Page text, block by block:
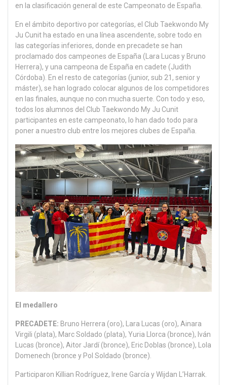
en la clasificación general de este Campeonato de España.
En el ámbito deportivo por categorías, el Club Taekwondo My
Ju Cunit ha estado en una línea ascendente, sobre todo en
las categorías inferiores, donde en precadete se han
proclamado dos campeones de España (Lara Lucas y Bruno
Herrera), y una campeona de España en cadete (Judith
Córdoba). En el resto de categorías (junior, sub 21, senior y
máster), se han logrado colocar algunos de los competidores
en las finales, aunque no con mucha suerte. Con todo y eso,
todos los alumnos del Club Taekwondo My Ju Cunit
participantes en este campeonato, lo han dado todo para
poner a nuestro club entre los mejores clubes de España.
El medallero
PRECADETE: Bruno Herrera (oro), Lara Lucas (oro), Ainara
Virgili (plata), Marc Soldado (plata), Yuria Llorca (bronce), Iván
Lucas (bronce), Aitor Jardí (bronce), Eric Doblas (bronce), Lola
Domenech (bronce y Pol Soldado (bronce).
Participaron Killian Rodríguez, Irene García y Wijdan L’Harrak.